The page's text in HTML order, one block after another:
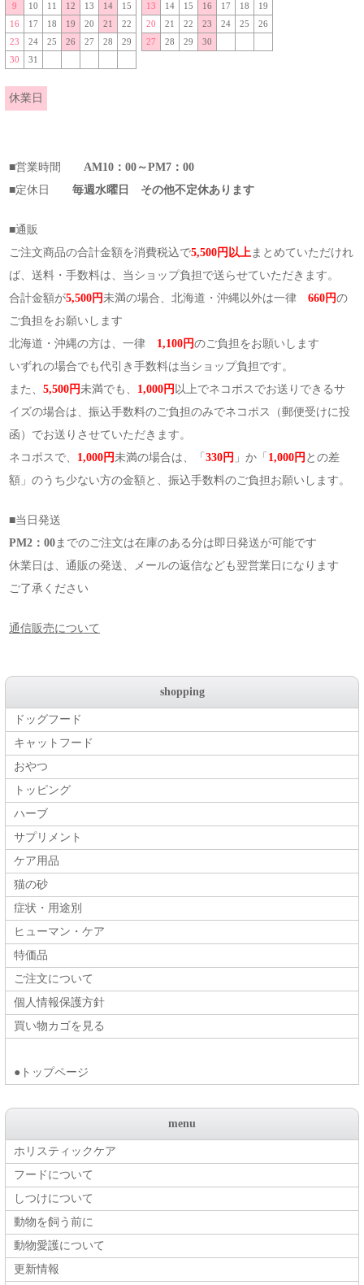
9 10 11 12 13 14
15
16
17 18 19 20 21
22
23
24 25 26 27 28
29
30
31
13 14 15 16 17 18
19
20
21 22 23 24 25
26
27
28 29 30
休業日
■営業時間 AM10：00～PM7：00
■定休日 毎週水曜日 その他不定休あります
■通販
ご注文商品の合計金額を消費税込で5,500円以上 まとめていただけれ
ば、送料・手数料は、当ショップ負担で送らせていただきます。
合計金額が5,500円 未満の場合、北海道・沖縄以外は一律 660円の
ご負担をお願いします
北海道・沖縄の方は、一律 1,100円のご負担をお願いします
いずれの場合でも代引き手数料は当ショップ負担です。
また、 5,500円 未満でも、 1,000円 以上でネコポスでお送りできるサ
イズの場合は、振込手数料のご負担のみでネコポス（郵便受けに投
函）でお送りさせていただきます。
ネコポスで、 1,000円 未満の場合は、「 330円 」か「 1,000円 との差
額」のうち少ない方の金額と、振込手数料のご負担お願いします。
■当日発送
PM2：00 までのご注文は在庫のある分は即日発送が可能です
休業日は、通販の発送、メールの返信なども翌営業日になります
ご了承ください
通信販売について
shopping
ドッグフード
キャットフード
おやつ
トッピング
ハーブ
サプリメント
ケア用品
猫の砂
症状・用途別
ヒューマン・ケア
特価品
ご注文について
個人情報保護方針
買い物カゴを見る
●トップページ
menu
ホリスティックケア
フードについて
しつけについて
動物を飼う前に
動物愛護について
更新情報